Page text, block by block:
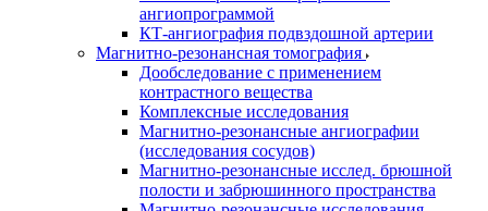
ангиопрограммой
КТ-ангиография подвздошной артерии
Магнитно-резонансная томография
Дообследование с применением
контрастного вещества
Комплексные исследования
Магнитно-резонансные ангиографии
(исследования сосудов)
Магнитно-резонансные исслед. брюшной
полости и забрюшинного пространства